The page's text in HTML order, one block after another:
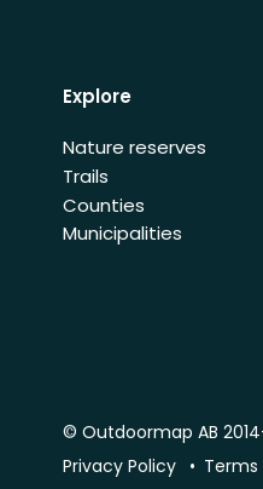
Explore
Nature reserves
Trails
Counties
Municipalities
© Outdoormap AB
Privacy Policy
Terms